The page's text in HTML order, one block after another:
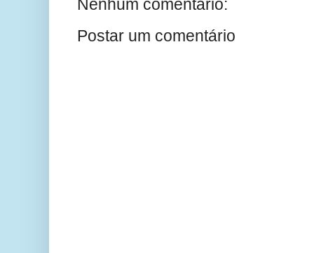
Nenhum comentário:
Postar um comentário